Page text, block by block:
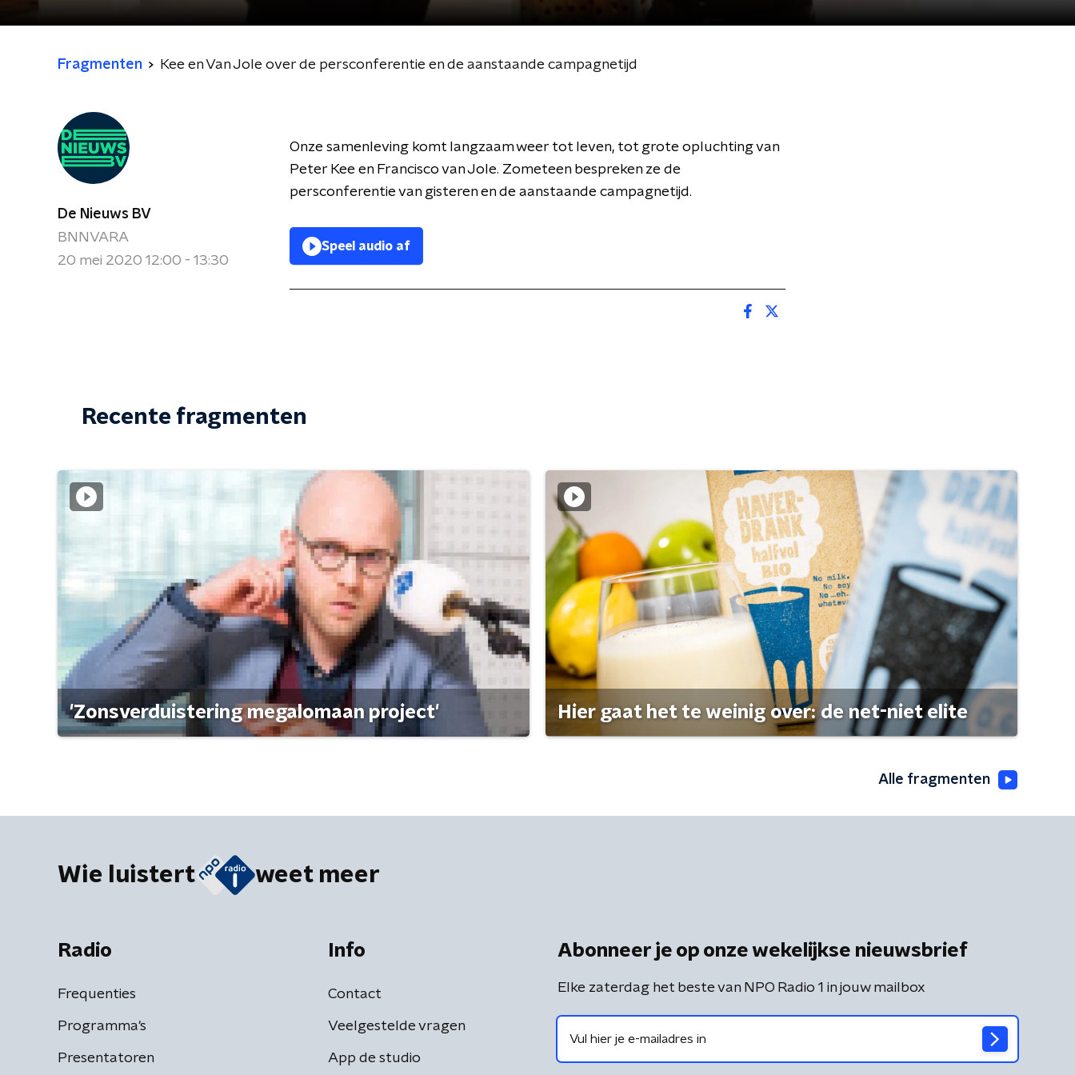
Fragmenten Kee en Van Jole over de persconferentie en de aanstaande campagnetijd
De Nieuws BV
BNNVARA
20 mei 2020 12:00 - 13:30
Onze samenleving komt langzaam weer tot leven, tot grote opluchting van
Peter Kee en Francisco van Jole. Zometeen bespreken ze de
persconferentie van gisteren en de aanstaande campagnetijd.
Speel audio af
Recente fragmenten
'Zonsverduistering megalomaan project' Hier gaat het te weinig over: de net-niet elite
Alle fragmenten
Wie luistert weet meer
Radio
Frequenties
Programma's
Presentatoren
Info
Contact
Veelgestelde vragen
App de studio
Abonneer je op onze wekelijkse nieuwsbrief
Elke zaterdag het beste van NPO Radio 1 in jouw mailbox